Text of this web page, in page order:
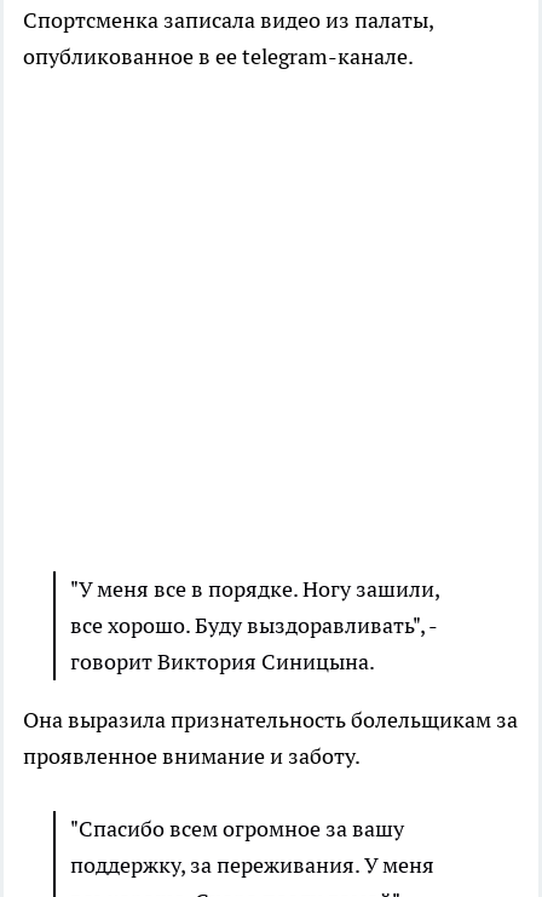
Спортсменка записала видео из палаты,
опубликованное в ее telegram-канале.
"У меня все в порядке. Ногу зашили,
все хорошо. Буду выздоравливать", -
говорит Виктория Синицына.
Она выразила признательность болельщикам за
проявленное внимание и заботу.
"Спасибо всем огромное за вашу
поддержку, за переживания. У меня